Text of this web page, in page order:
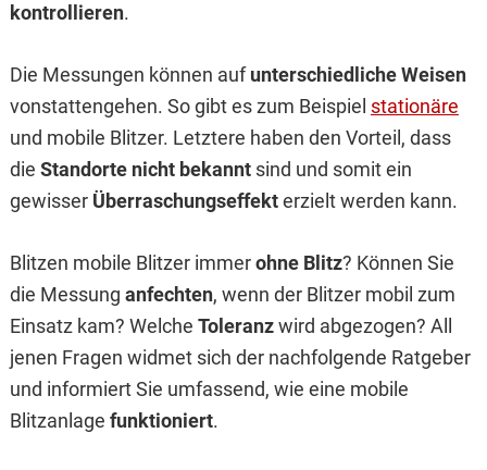
kontrollieren.
Die Messungen können aufunterschiedliche Weisen
vonstattengehen. So gibt es zum Beispiel stationäre
und mobile Blitzer. Letztere haben den Vorteil, dass
die Standorte nicht bekanntsind und somit ein
gewisser Überraschungseffekterzielt werden kann.
Blitzen mobile Blitzer immerohne Blitz? Können Sie
die Messung anfechten, wenn der Blitzer mobil zum
Einsatz kam? Welche Toleranzwird abgezogen? All
jenen Fragen widmet sich der nachfolgende Ratgeber
und informiert Sie umfassend, wie eine mobile
Blitzanlage funktioniert.